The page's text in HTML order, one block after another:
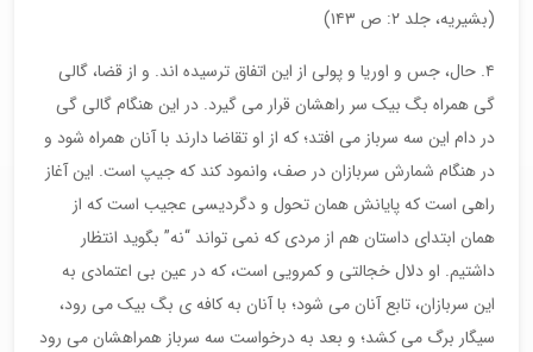
(بشیریه، جلد ۲: ص ۱۴۳)
۴. حال، جس و اوریا و پولی از این اتفاق ترسیده اند. و از قضا، گالی
گی همراه بگ بیک سر راهشان قرار می گیرد. در این هنگام گالی گی
در دام این سه سرباز می افتد؛ که از او تقاضا دارند با آنان همراه شود و
در هنگام شمارش سربازان در صف، وانمود کند که جیپ است. این آغاز
راهی است که پایانش همان تحول و دگردیسی عجیب است که از
همان ابتدای داستان هم از مردی که نمی تواند “نه” بگوید انتظار
داشتیم. او دلال خجالتی و کمرویی است، که در عین بی اعتمادی به
این سربازان، تابع آنان می شود؛ با آنان به کافه ی بگ بیک می رود،
سیگار برگ می کشد؛ و بعد به درخواست سه سرباز همراهشان می رود